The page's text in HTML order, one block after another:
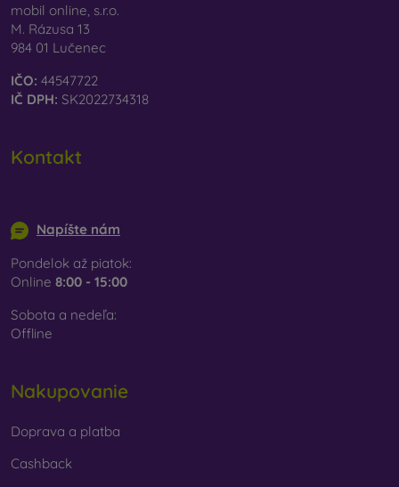
mobil online, s.r.o.
M. Rázusa 13
984 01 Lučenec
IČO: 44547722
IČ DPH: SK2022734318
Kontakt
Napíšte nám
Pondelok až piatok:
Online 8:00 - 15:00
Sobota a nedeľa:
Offline
Nakupovanie
Doprava a platba
Cashback